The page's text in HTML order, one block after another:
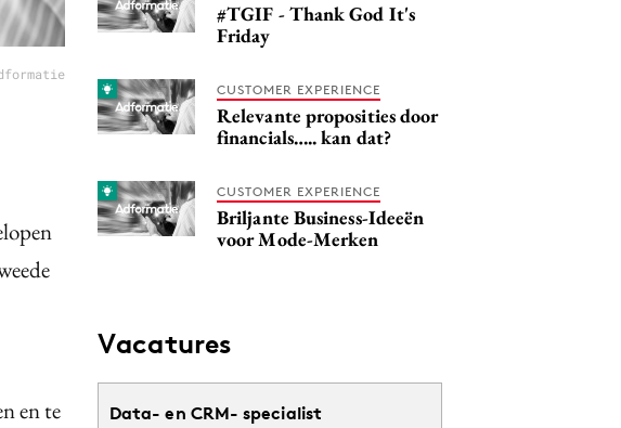
en te
#TGIF - Thank God It's
Friday
CUSTOMER EXPERIENCE
Relevante proposities door
financials….. kan dat?
CUSTOMER EXPERIENCE
Briljante Business-Ideeën
voor Mode-Merken
Vacatures
Data- en CRM- specialist